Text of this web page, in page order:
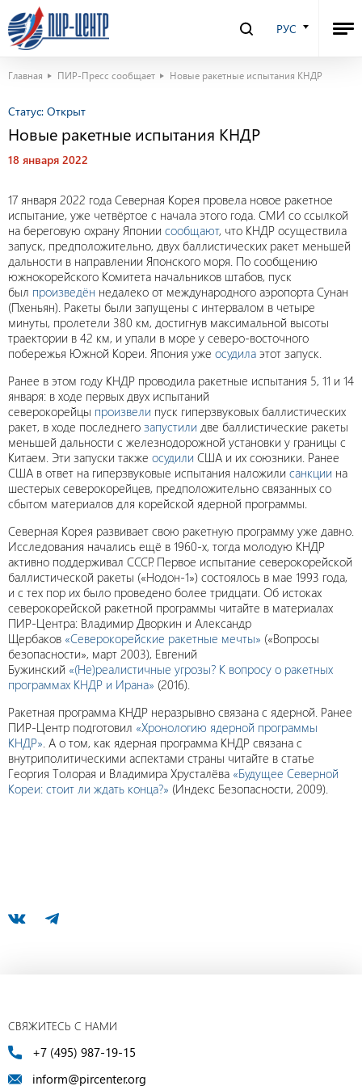
РУС
Главная ПИР-Пресс сообщает Новые ракетные испытания КНДР
Статус: Открыт
Новые ракетные испытания КНДР
18 января 2022
17 января 2022 года Северная Корея провела новое ракетное
испытание, уже четвёртое с начала этого года. СМИ со ссылкой
на береговую охрану Японии сообщают, что КНДР осуществила
запуск, предположительно, двух баллистических ракет меньшей
дальности в направлении Японского моря. По сообщению
южнокорейского Комитета начальников штабов, пуск
был произведён недалеко от международного аэропорта Сунан
(Пхеньян). Ракеты были запущены с интервалом в четыре
минуты, пролетели 380 км, достигнув максимальной высоты
траектории в 42 км, и упали в море у северо-восточного
побережья Южной Кореи. Япония уже осудила этот запуск.
Ранее в этом году КНДР проводила ракетные испытания 5, 11 и 14
января: в ходе первых двух испытаний
северокорейцы произвели пуск гиперзвуковых баллистических
ракет, в ходе последнего запустили две баллистические ракеты
меньшей дальности с железнодорожной установки у границы с
Китаем. Эти запуски также осудили США и их союзники. Ранее
США в ответ на гиперзвуковые испытания наложили санкции на
шестерых северокорейцев, предположительно связанных со
сбытом материалов для корейской ядерной программы.
Северная Корея развивает свою ракетную программу уже давно.
Исследования начались ещё в 1960-х, тогда молодую КНДР
активно поддерживал СССР. Первое испытание северокорейской
баллистической ракеты («Нодон-1») состоялось в мае 1993 года,
и с тех пор их было проведено более тридцати. Об истоках
северокорейской ракетной программы читайте в материалах
ПИР-Центра: Владимир Дворкин и Александр
Щербаков «Северокорейские ракетные мечты» («Вопросы
безопасности», март 2003), Евгений
Бужинский «(Не)реалистичные угрозы? К вопросу о ракетных
программах КНДР и Ирана» (2016).
Ракетная программа КНДР неразрывно связана с ядерной. Ранее
ПИР-Центр подготовил «Хронологию ядерной программы
КНДР». А о том, как ядерная программа КНДР связана с
внутриполитическими аспектами страны читайте в статье
Георгия Толорая и Владимира Хрусталёва «Будущее Северной
Кореи: стоит ли ждать конца?» (Индекс Безопасности, 2009).
СВЯЖИТЕСЬ С НАМИ
+7 (495) 987-19-15
inform@pircenter.org